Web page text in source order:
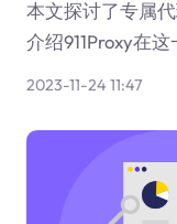
本文探讨了专属
介绍911Proxy在
2023-11-24 11:47